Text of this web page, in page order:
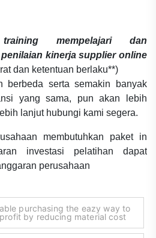
training mempelajari dan
kinerja supplier online
dan ketentuan berlaku**)
berbeda serta semakin banyak
yang sama, pun akan lebih
lanjut hubungi kami segera.
membutuhkan paket in
investasi pelatihan dapat
perusahaan
purchasing the eazy way to
by reducing material cost